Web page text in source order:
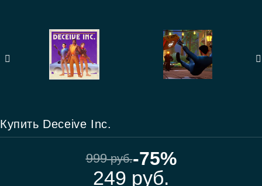
Купить Deceive Inc.
999руб.-75%
249 руб.